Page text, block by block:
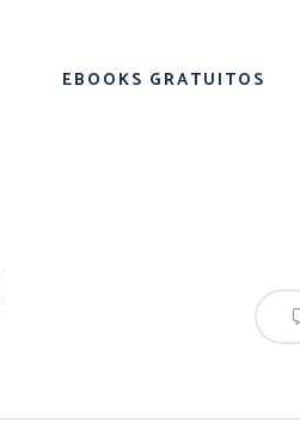
EBOOKS GRATUITOS